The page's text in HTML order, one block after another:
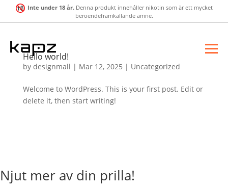
Inte under 18 år. Denna produkt innehåller nikotin som är ett mycket
beroendeframkallande ämne.
Hello world!
by designmall | Mar 12, 2025 | Uncategorized
Welcome to WordPress. This is your first post. Edit or
delete it, then start writing!
Njut mer av din prilla!